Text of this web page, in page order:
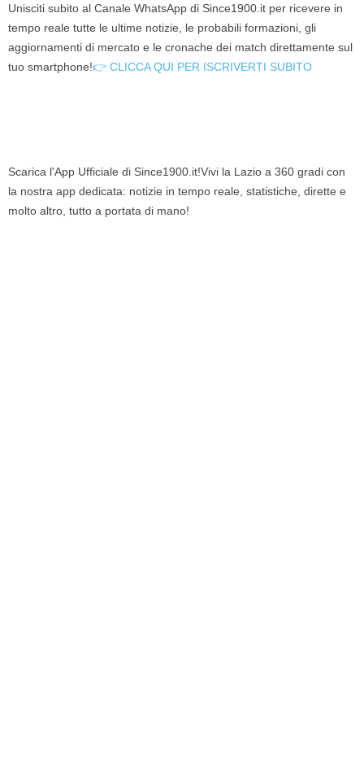
Unisciti subito al Canale WhatsApp di Since1900.it per ricevere in
tempo reale tutte le ultime notizie, le probabili formazioni, gli
aggiornamenti di mercato e le cronache dei match direttamente sul
tuo smartphone!👉 CLICCA QUI PER ISCRIVERTI SUBITO
Scarica l'App Ufficiale di Since1900.it!Vivi la Lazio a 360 gradi con
la nostra app dedicata: notizie in tempo reale, statistiche, dirette e
molto altro, tutto a portata di mano!